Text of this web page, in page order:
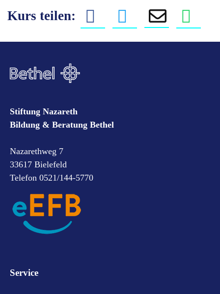
Kurs teilen:
Stiftung Nazareth
Bildung & Beratung Bethel
Nazarethweg 7
33617 Bielefeld
Telefon 0521/144-5770
Service